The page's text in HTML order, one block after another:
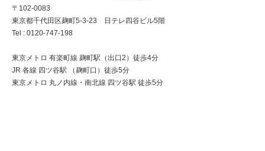
〒102-0083
東京都千代田区麹町5-3-23 日テレ四谷ビル5階
Tel : 0120-747-198
東京メトロ 有楽町線 麹町駅（出口2）徒歩4分
JR 各線 四ツ谷駅 （麹町口）徒歩5分
東京メトロ 丸ノ内線・南北線 四ツ谷駅 徒歩5分